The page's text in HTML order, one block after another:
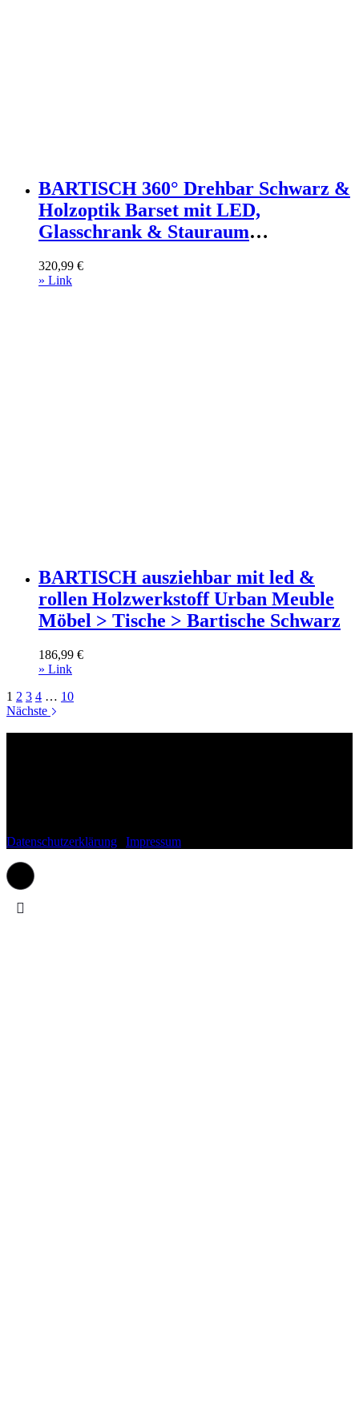
BARTISCH 360° Drehbar Schwarz &
Holzoptik Barset mit LED,
Glasschrank & Stauraum
> Tische > Bartische Schwarz
320,99 €
» Link
BARTISCH ausziehbar mit led &
rollen Holzwerkstoff Urban Meuble
Möbel > Tische > Bartische Schwarz
186,99 €
» Link
1 2 3 4 … 10
Nächste
Datenschutzerklärung
Impressum